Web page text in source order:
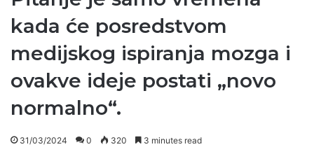
kada će posredstvom
medijskog ispiranja mozga i
ovakve ideje postati „novo
normalno“.
31/03/2024 0 320 3 minutes read